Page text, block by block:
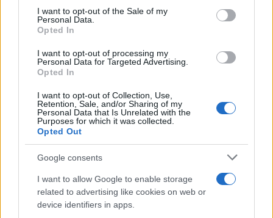
consent section.
I want to opt-out of the Sale of my
Personal Data.
Opted In
I want to opt-out of processing my
Personal Data for Targeted Advertising.
Opted In
I want to opt-out of Collection, Use,
Retention, Sale, and/or Sharing of my
Personal Data that Is Unrelated with the
Purposes for which it was collected.
Opted Out
Google consents
I want to allow Google to enable storage
related to advertising like cookies on web or
device identifiers in apps.
Συνταγες
Μαγειρεύοντας κολοκυθάκι! Smart tips
02.08.2013
Αρτοσκευασματα
Καλοκαιρινή πίτσα με κολοκύθι
26.06.2013
Λαχανικα,Συνταγες
Σαλάτα με φρέσκο κολοκυθάκι
20.05.2013
Νηστισιμες,Συνταγες
Σαλάτα με ψητό καλαμαρι
13.03.2013